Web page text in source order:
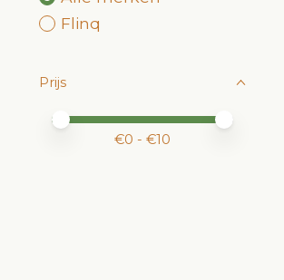
Flinq
Prijs
Minimale prijswaarde
Price maximum value
€0 - €10